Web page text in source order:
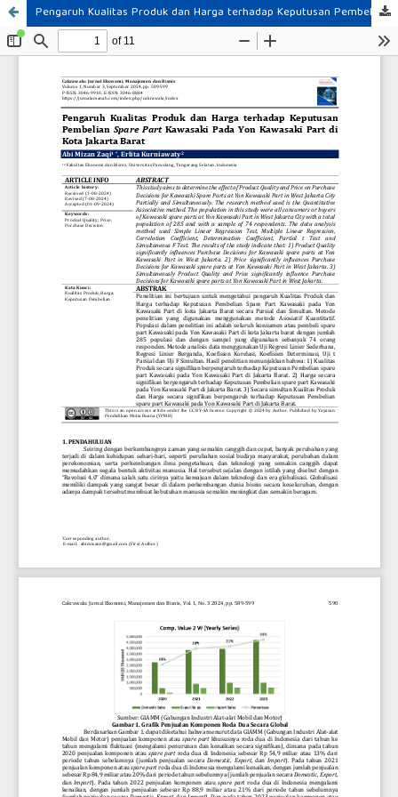
Pengaruh Kualitas Produk dan Harga terhadap Keputusan Pembelian Spare Part Kawasaki Pada Yon Kawasaki Part di Kota Jakarta Barat